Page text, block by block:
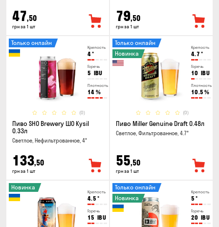
47,50
грн за 1 шт
79,50
грн за 1 шт
Крепость
4°
Горечь
5 IBU
Плотность
14 %
(0)
Только онлайн
Пиво SHO Brewery ШО Kysil
0.33л
Светлое, Нефильтрованное, 4°
133,50
грн за 1 шт
Крепость
4.7 °
Горечь
10 IBU
Плотность
10.5 %
(0)
Только онлайн
Новинка
Пиво Miller Genuine Draft 0.48л
Светлое, Фильтрованное, 4.7°
55,50
грн за 1 шт
Крепость
4.5 °
Горечь
15 IBU
Новинка
Крепость
5 °
Горечь
20 IBU
Только онлайн
Новинка